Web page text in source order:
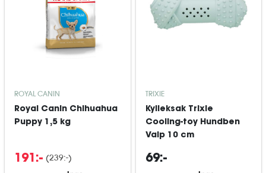
ROYAL CANIN
Royal Canin Chihuahua
Puppy 1,5 kg
191:- (239:-)
TRIXIE
Kylleksak Trixie
Cooling-toy Hundben
Valp 10 cm
69:-